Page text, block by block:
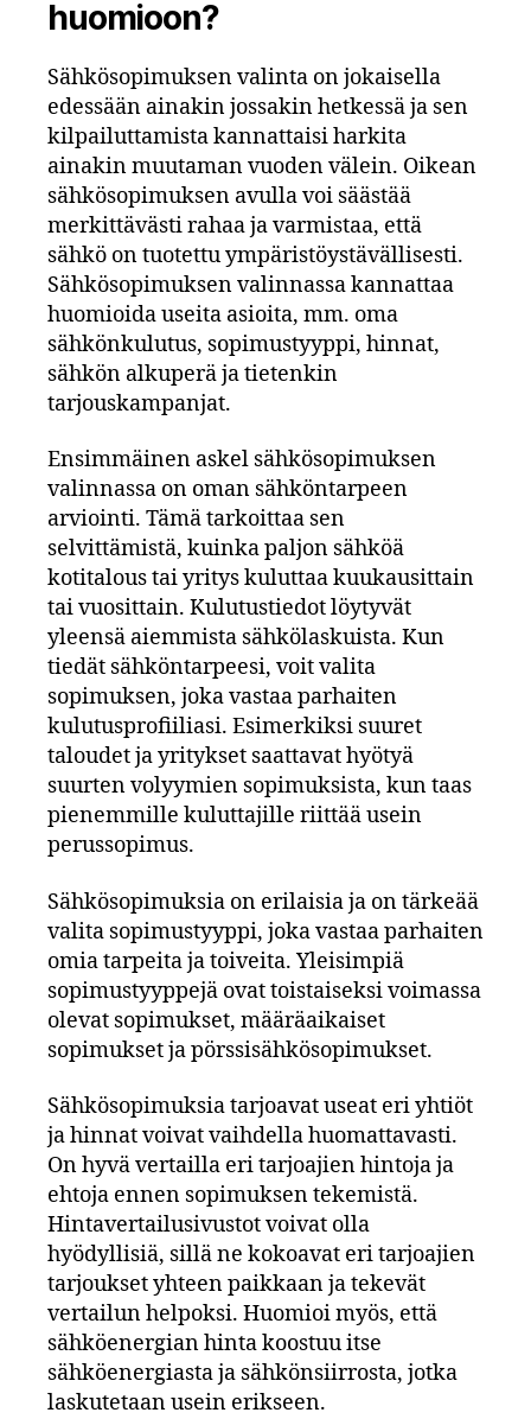
huomioon?
Sähkösopimuksen valinta on jokaisella
edessään ainakin jossakin hetkessä ja sen
kilpailuttamista kannattaisi harkita
ainakin muutaman vuoden välein. Oikean
sähkösopimuksen avulla voi säästää
merkittävästi rahaa ja varmistaa, että
sähkö on tuotettu ympäristöystävällisesti.
Sähkösopimuksen valinnassa kannattaa
huomioida useita asioita, mm. oma
sähkönkulutus, sopimustyyppi, hinnat,
sähkön alkuperä ja tietenkin
tarjouskampanjat.
Ensimmäinen askel sähkösopimuksen
valinnassa on oman sähköntarpeen
arviointi. Tämä tarkoittaa sen
selvittämistä, kuinka paljon sähköä
kotitalous tai yritys kuluttaa kuukausittain
tai vuosittain. Kulutustiedot löytyvät
yleensä aiemmista sähkölaskuista. Kun
tiedät sähköntarpeesi, voit valita
sopimuksen, joka vastaa parhaiten
kulutusprofiiliasi. Esimerkiksi suuret
taloudet ja yritykset saattavat hyötyä
suurten volyymien sopimuksista, kun taas
pienemmille kuluttajille riittää usein
perussopimus.
Sähkösopimuksia on erilaisia ja on tärkeää
valita sopimustyyppi, joka vastaa parhaiten
omia tarpeita ja toiveita. Yleisimpiä
sopimustyyppejä ovat toistaiseksi voimassa
olevat sopimukset, määräaikaiset
sopimukset ja pörssisähkösopimukset.
Sähkösopimuksia tarjoavat useat eri yhtiöt
ja hinnat voivat vaihdella huomattavasti.
On hyvä vertailla eri tarjoajien hintoja ja
ehtoja ennen sopimuksen tekemistä.
Hintavertailusivustot voivat olla
hyödyllisiä, sillä ne kokoavat eri tarjoajien
tarjoukset yhteen paikkaan ja tekevät
vertailun helpoksi. Huomioi myös, että
sähköenergian hinta koostuu itse
sähköenergiasta ja sähkönsiirrosta, jotka
laskutetaan usein erikseen.